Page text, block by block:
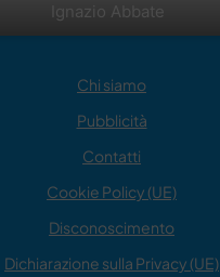
Ignazio Abbate
Chi siamo
Pubblicità
Contatti
Cookie Policy (UE)
Disconoscimento
Dichiarazione sulla Privacy (UE)